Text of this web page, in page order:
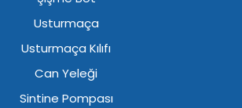
Usturmaça
Usturmaça Kılıfı
Can Yeleği
Sintine Pompası